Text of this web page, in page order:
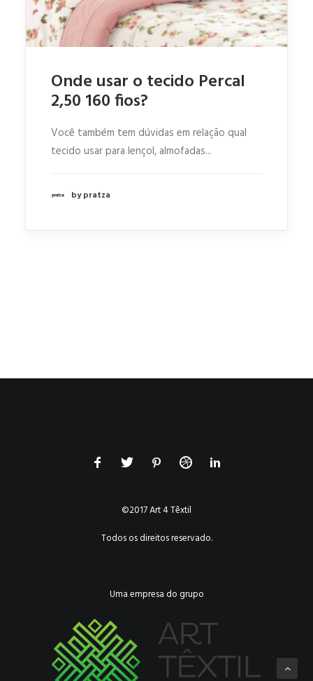
Onde usar o tecido Percal
2,50 160 fios?
Você também tem dúvidas em relação qual
tecido usar para lençol, almofadas...
by pratza
©2017 Art 4 Têxtil
Todos os direitos reservado.
Uma empresa do grupo